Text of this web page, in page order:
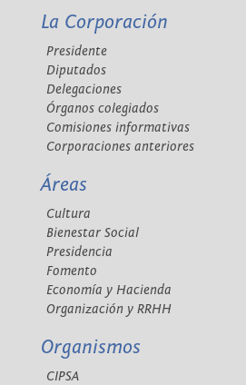
La Corporación
Presidente
Diputados
Delegaciones
Órganos colegiados
Comisiones informativas
Corporaciones anteriores
Áreas
Cultura
Bienestar Social
Presidencia
Fomento
Economía y Hacienda
Organización y RRHH
Organismos
CIPSA